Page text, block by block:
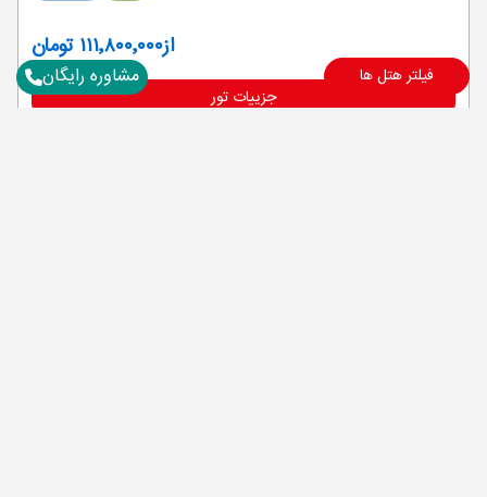
فیلتر هتل ها
از۱۱۱٬۸۰۰٬۰۰۰ تومان
جزییات تور
مشاوره رایگان